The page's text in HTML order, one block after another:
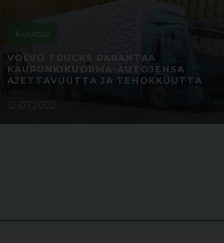
Kuljetus
VOLVO TRUCKS PARANTAA
KAUPUNKIKUORMA-AUTOJENSA
AJETTAVUUTTA JA TEHOKKUUTTA
12.07.2022